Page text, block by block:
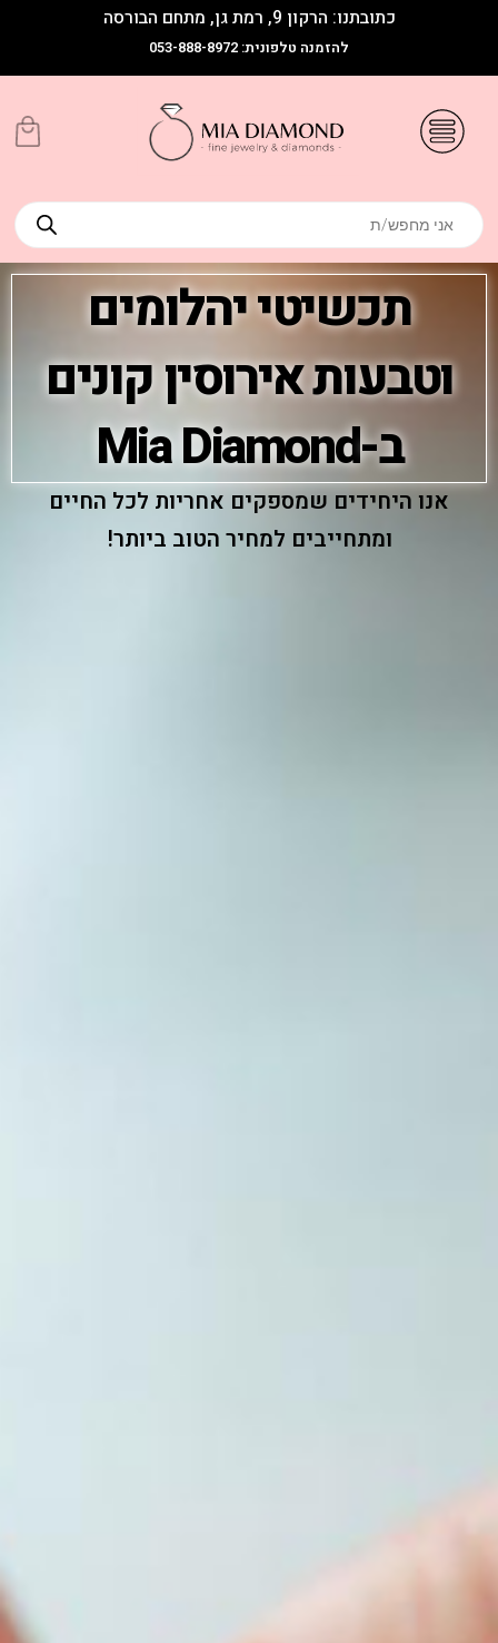
כתובתנו: הרקון 9, רמת גן, מתחם הבורסה
להזמנה טלפונית: 053-888-8972
תכשיטי יהלומים
וטבעות אירוסין קונים
ב-Mia Diamond
אנו היחידים שמספקים אחריות לכל החיים
ומתחייבים למחיר הטוב ביותר!